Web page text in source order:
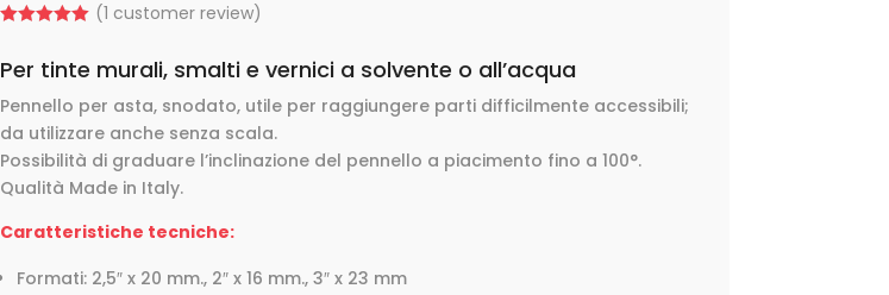
based on
rating
(1 customer review)
Per tinte murali, smalti e vernici a solvente o all’acqua
Pennello per asta, snodato, utile per raggiungere parti difficilmente accessibili;
da utilizzare anche senza scala.
Possibilità di graduare l’inclinazione del pennello a piacimento fino a 100°.
Qualità Made in Italy.
Caratteristiche tecniche:
Formati: 2,5″ x 20 mm., 2″ x 16 mm., 3″ x 23 mm